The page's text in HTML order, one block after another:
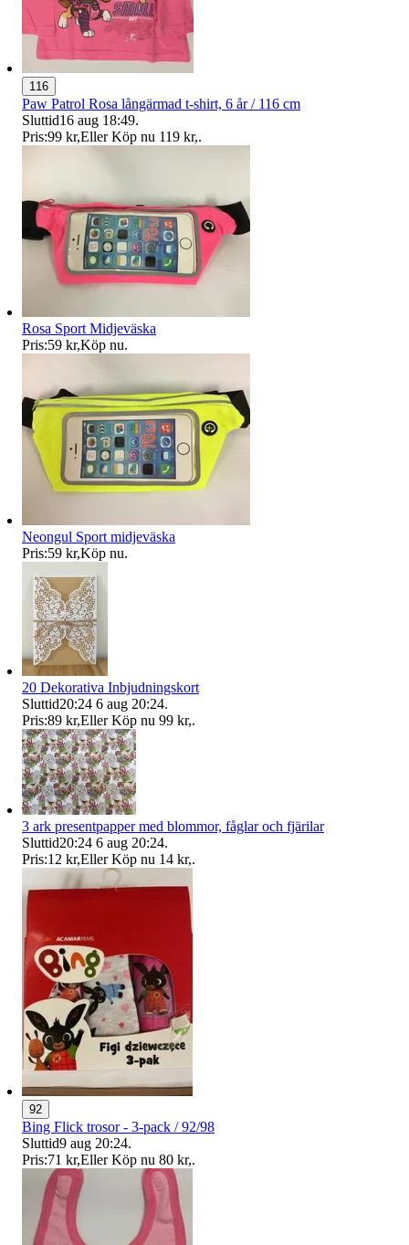
116
Paw Patrol Rosa långärmad t-shirt, 6 år / 116 cm
Sluttid16 aug 18:49.
Pris:99 kr,Eller Köp nu 119 kr,.
Rosa Sport Midjeväska
Pris:59 kr,Köp nu.
Neongul Sport midjeväska
Pris:59 kr,Köp nu.
20 Dekorativa Inbjudningskort
Sluttid20:24 6 aug 20:24.
Pris:89 kr,Eller Köp nu 99 kr,.
3 ark presentpapper med blommor, fåglar och fjärilar
Sluttid20:24 6 aug 20:24.
Pris:12 kr,Eller Köp nu 14 kr,.
92
Bing Flick trosor - 3-pack / 92/98
Sluttid9 aug 20:24.
Pris:71 kr,Eller Köp nu 80 kr,.